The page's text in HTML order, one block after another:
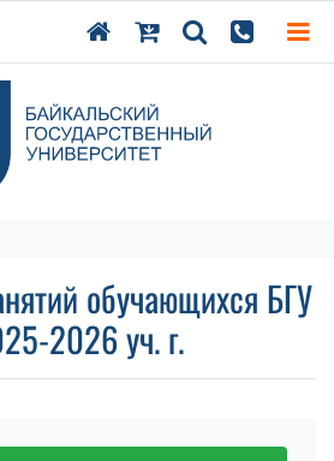
обучающихся БГУ
2026 уч. г.